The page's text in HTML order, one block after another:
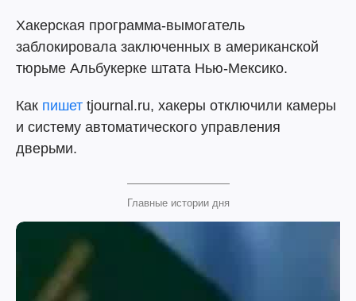
Хакерская программа-вымогатель
заблокировала заключенных в американской
тюрьме Альбукерке штата Нью-Мексико.
Как пишет tjournal.ru, хакеры отключили камеры
и систему автоматического управления
дверьми.
Главные истории дня